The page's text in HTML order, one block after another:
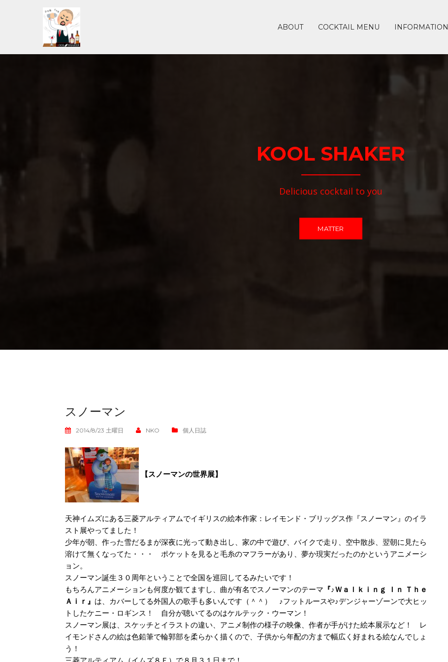
ツ
ABOUT COCKTAIL MENU INFORMATION
KOOL SHAKER
Delicious cocktail to you
MATTER
スノーマン
2014/8/23 土曜日 NKO 個人日誌
【スノーマンの世界展】
天神イムズにある三菱アルティアムでイギリスの絵本作家：レイモンド・ブリッグス作『スノーマン』のイラ
スト展やってました！
少年が朝、作った雪だるまが深夜に光って動き出し、家の中で遊び、バイクで走り、空中散歩、翌朝に見たら
溶けて無くなってた・・・ ポケットを見ると毛糸のマフラーがあり、夢か現実だったのかというアニメーシ
ョン。
スノーマン誕生３０周年ということで全国を巡回してるみたいです！
もちろんアニメーションも何度か観てますし、曲が有名でスノーマンのテーマ 『♪Ｗａｌｋｉｎｇ Ｉｎ Ｔｈｅ
Ａｉｒ』 は、カバーしてる外国人の歌手も多いんです（＾＾） ♪フットルースや♪デンジャーゾーンで大ヒッ
トしたケニー・ロギンス！ 自分が聴いてるのはケルテック・ウーマン！
スノーマン展は、スケッチとイラストの違い、アニメ制作の様子の映像、作者が手がけた絵本展示など！ レ
イモンドさんの絵は色鉛筆で輪郭部を柔らかく描くので、子供から年配の方まで幅広く好まれる絵なんでしょ
う！
三菱アルティアム（イムズ８Ｆ）で８月３１日まで！